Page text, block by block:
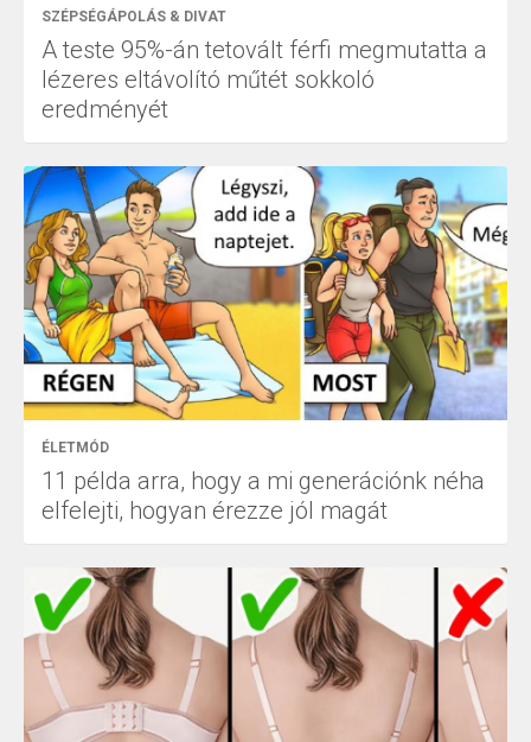
SZÉPSÉGÁPOLÁS & DIVAT
A teste 95%-án tetovált férfi megmutatta a
lézeres eltávolító műtét sokkoló
eredményét
ÉLETMÓD
11 példa arra, hogy a mi generációnk néha
elfelejti, hogyan érezze jól magát